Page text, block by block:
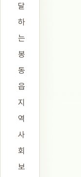
달
하
는
봉
동
읍
지
역
사
회
보